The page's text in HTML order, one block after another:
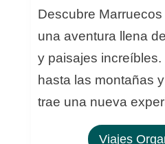
Descubre
una aventura llena
y paisajes
hasta las montañas
trae una nueva
Viajes